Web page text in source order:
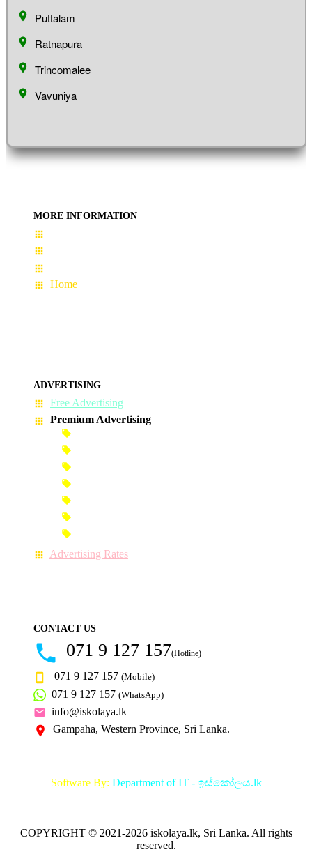
Puttalam
Ratnapura
Trincomalee
Vavuniya
MORE INFORMATION
Home
ADVERTISING
Free Advertising
Premium Advertising
Advertising Rates
CONTACT US
071 9 127 157(Hotline)
071 9 127 157 (Mobile)
071 9 127 157 (WhatsApp)
info@iskolaya.lk
Gampaha, Western Province, Sri Lanka.
Software By: Department of IT - ඉස්කෝලය.lk
COPYRIGHT © 2021-2026 iskolaya.lk, Sri Lanka. All rights
reserved.